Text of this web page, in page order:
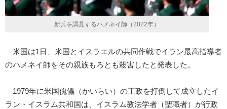
新兵を謁見するハメネイ師（2022年）
米国は1日、米国とイスラエルの共同作戦でイラン最高指導者
のハメネイ師をその親族もろとも殺害したと発表した。
1979年に米国傀儡（かいらい）の王政を打倒して成立したイ
ラン・イスラム共和国は、イスラム教法学者（聖職者）が行政